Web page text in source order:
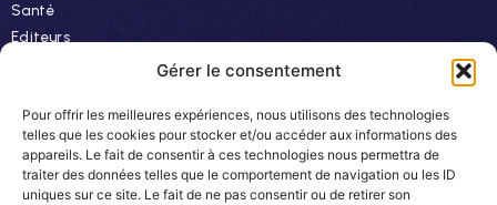
Gérer le consentement
Pour offrir les meilleures expériences, nous utilisons des technologies
telles que les cookies pour stocker et/ou accéder aux informations des
appareils. Le fait de consentir à ces technologies nous permettra de
traiter des données telles que le comportement de navigation ou les ID
uniques sur ce site. Le fait de ne pas consentir ou de retirer son
Santé
Editeurs
Ressources
Actualités
Evénements